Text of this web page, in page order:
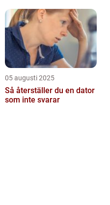
05 augusti 2025
Så återställer du en dator
som inte svarar